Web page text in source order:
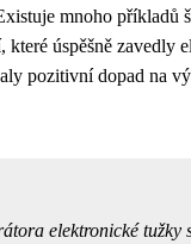
mnoho příkladů
které úspěšně zavedly
pozitivní dopad na
elektronické tužky